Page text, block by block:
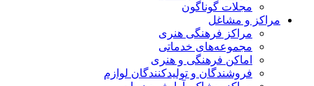
مجلات گوناگون
مراکز و مشاغل
مراکز فرهنگی هنری
مجموعه‌های خدماتی
اماکن فرهنگی و هنری
فروشندگان و تولیدکنندگان لوازم